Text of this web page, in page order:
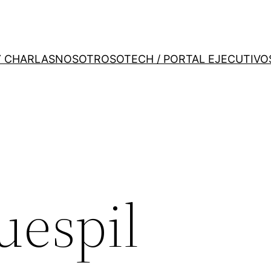
CHARLASNOSOTROSOTECH / PORTAL EJECUTIVO